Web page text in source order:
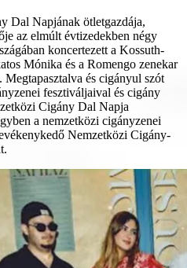
Dal Napjának ötletgazdája,
az elmúlt évtizedekben négy
koncertezett a Kossuth-
Mónika és a Romengo zenekar
Megtapasztalva és cigányul szót
fesztiváljaival és cigány
Cigány Dal Napja
a nemzetközi cigányzenei
Nemzetközi Cigány-